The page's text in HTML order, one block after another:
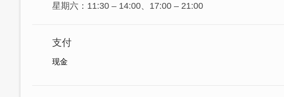
星期六：11:30 – 14:00、17:00 – 21:00
支付
现金